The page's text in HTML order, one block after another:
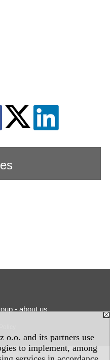
o.o. and its partners use
to implement, among
- about us